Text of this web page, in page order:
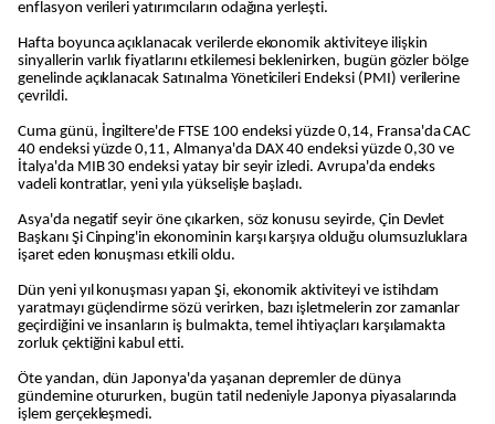
enflasyon verileri yatırımcıların odağına yerleşti.
Hafta boyunca açıklanacak verilerde ekonomik aktiviteye ilişkin
sinyallerin varlık fiyatlarını etkilemesi beklenirken, bugün gözler bölge
genelinde açıklanacak Satınalma Yöneticileri Endeksi (PMI) verilerine
çevrildi.
Cuma günü, İngiltere'de FTSE 100 endeksi yüzde 0,14, Fransa'da CAC
40 endeksi yüzde 0,11, Almanya'da DAX 40 endeksi yüzde 0,30 ve
İtalya'da MIB 30 endeksi yatay bir seyir izledi. Avrupa'da endeks
vadeli kontratlar, yeni yıla yükselişle başladı.
Asya'da negatif seyir öne çıkarken, söz konusu seyirde, Çin Devlet
Başkanı Şi Cinping'in ekonominin karşı karşıya olduğu olumsuzluklara
işaret eden konuşması etkili oldu.
Dün yeni yıl konuşması yapan Şi, ekonomik aktiviteyi ve istihdam
yaratmayı güçlendirme sözü verirken, bazı işletmelerin zor zamanlar
geçirdiğini ve insanların iş bulmakta, temel ihtiyaçları karşılamakta
zorluk çektiğini kabul etti.
Öte yandan, dün Japonya'da yaşanan depremler de dünya
gündemine otururken, bugün tatil nedeniyle Japonya piyasalarında
işlem gerçekleşmedi.